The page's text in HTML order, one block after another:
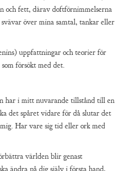
och fett, därav doftförnimmelserna
över mina samtal, tankar eller
uppfattningar och teorier för
försökt med det.
har i mitt nuvarande tillstånd till en
det spåret vidare för då slutar det
Har vare sig tid eller ork med
världen blir genast
ändra på dig själv i första hand,